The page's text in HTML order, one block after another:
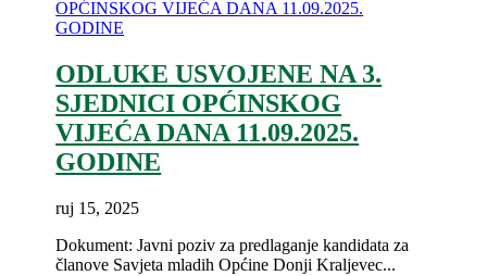
ODLUKE USVOJENE NA 3.
SJEDNICI OPĆINSKOG
VIJEĆA DANA 11.09.2025.
GODINE
ruj 15, 2025
Dokument: Javni poziv za predlaganje kandidata za
članove Savjeta mladih Općine Donji Kraljevec...